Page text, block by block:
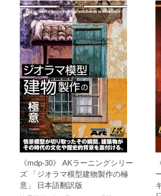
《mdp-30》 AKラーニングシリー
ズ 「ジオラマ模型建物製作の極
意」 日本語翻訳版